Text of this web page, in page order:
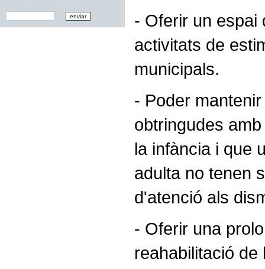
- Oferir un espai
activitats de
municipals.
- Poder
obtringudes
la infància i que
adulta no tenen
d'atenció als
- Oferir una
reahabilitació de